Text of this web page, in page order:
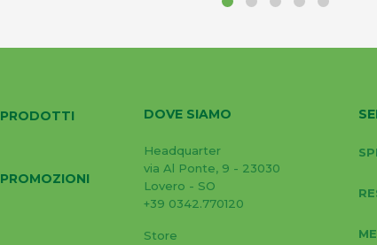
PRODOTTI
PROMOZIONI
DOVE SIAMO
Headquarter
via Al Ponte, 9 - 23030
Lovero - SO
+39 0342.770120
Store